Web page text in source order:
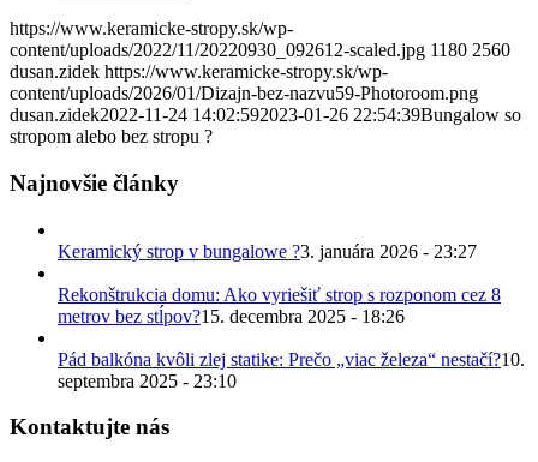
https://www.keramicke-stropy.sk/wp-
content/uploads/2022/11/20220930_092612-scaled.jpg 1180 2560
dusan.zidek https://www.keramicke-stropy.sk/wp-
content/uploads/2026/01/Dizajn-bez-nazvu59-Photoroom.png
dusan.zidek2022-11-24 14:02:592023-01-26 22:54:39Bungalow so
stropom alebo bez stropu ?
Najnovšie články
Keramický strop v bungalowe ?3. januára 2026 - 23:27
Rekonštrukcia domu: Ako vyriešiť strop s rozponom cez 8
metrov bez stĺpov?15. decembra 2025 - 18:26
Pád balkóna kvôli zlej statike: Prečo „viac železa“ nestačí?10.
septembra 2025 - 23:10
Kontaktujte nás